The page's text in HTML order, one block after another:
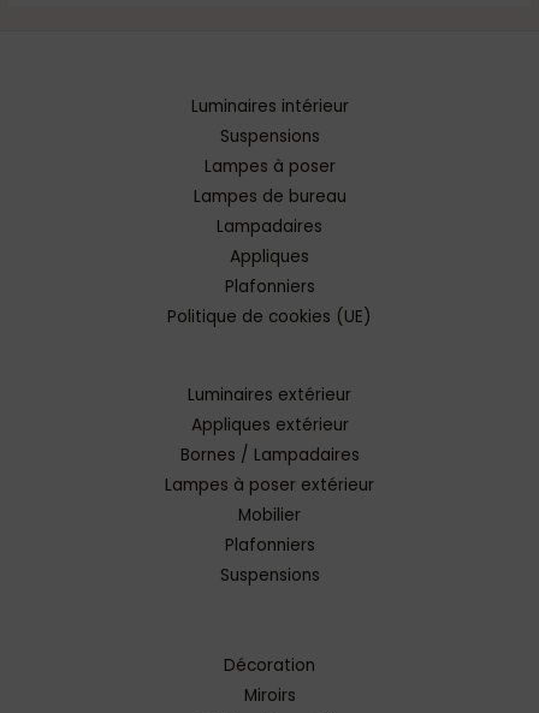
Luminaires intérieur
Suspensions
Lampes à poser
Lampes de bureau
Lampadaires
Appliques
Plafonniers
Politique de cookies (UE)
Luminaires extérieur
Appliques extérieur
Bornes / Lampadaires
Lampes à poser extérieur
Mobilier
Plafonniers
Suspensions
Décoration
Miroirs